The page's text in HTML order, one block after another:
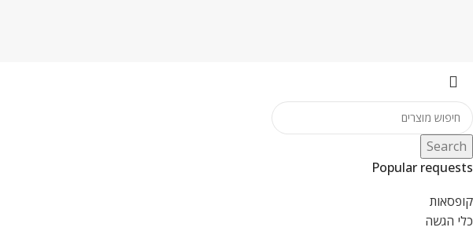
Search
Popular requests
קופסאות
כלי הגשה